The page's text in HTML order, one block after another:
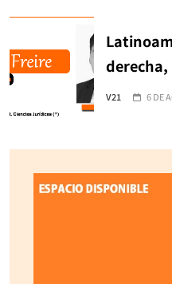
derecha,
V21 6 DE